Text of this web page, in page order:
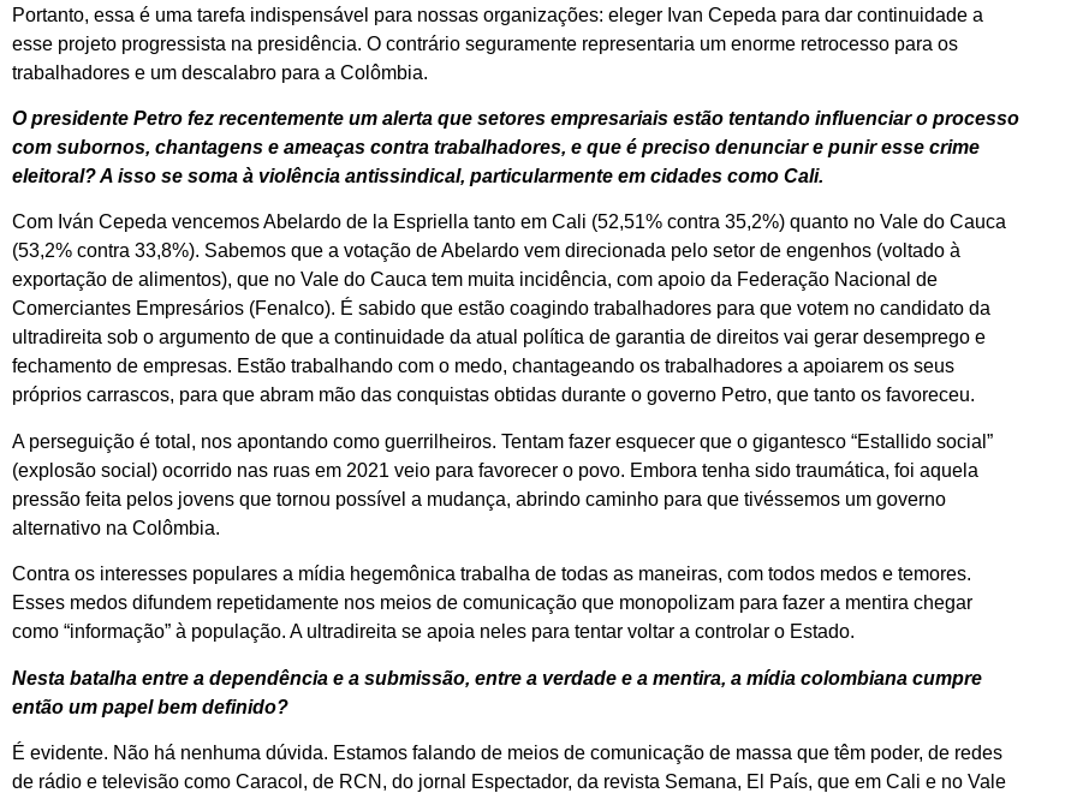
Portanto, essa é uma tarefa indispensável para nossas organizações: eleger Ivan Cepeda para dar continuidade a
esse projeto progressista na presidência. O contrário seguramente representaria um enorme retrocesso para os
trabalhadores e um descalabro para a Colômbia.
O presidente Petro fez recentemente um alerta que setores empresariais estão tentando influenciar o processo
com subornos, chantagens e ameaças contra trabalhadores, e que é preciso denunciar e punir esse crime
eleitoral? A isso se soma à violência antissindical, particularmente em cidades como Cali.
Com Iván Cepeda vencemos Abelardo de la Espriella tanto em Cali (52,51% contra 35,2%) quanto no Vale do Cauca
(53,2% contra 33,8%). Sabemos que a votação de Abelardo vem direcionada pelo setor de engenhos (voltado à
exportação de alimentos), que no Vale do Cauca tem muita incidência, com apoio da Federação Nacional de
Comerciantes Empresários (Fenalco). É sabido que estão coagindo trabalhadores para que votem no candidato da
ultradireita sob o argumento de que a continuidade da atual política de garantia de direitos vai gerar desemprego e
fechamento de empresas. Estão trabalhando com o medo, chantageando os trabalhadores a apoiarem os seus
próprios carrascos, para que abram mão das conquistas obtidas durante o governo Petro, que tanto os favoreceu.
A perseguição é total, nos apontando como guerrilheiros. Tentam fazer esquecer que o gigantesco “Estallido social”
(explosão social) ocorrido nas ruas em 2021 veio para favorecer o povo. Embora tenha sido traumática, foi aquela
pressão feita pelos jovens que tornou possível a mudança, abrindo caminho para que tivéssemos um governo
alternativo na Colômbia.
Contra os interesses populares a mídia hegemônica trabalha de todas as maneiras, com todos medos e temores.
Esses medos difundem repetidamente nos meios de comunicação que monopolizam para fazer a mentira chegar
como “informação” à população. A ultradireita se apoia neles para tentar voltar a controlar o Estado.
Nesta batalha entre a dependência e a submissão, entre a verdade e a mentira, a mídia colombiana cumpre
então um papel bem definido?
É evidente. Não há nenhuma dúvida. Estamos falando de meios de comunicação de massa que têm poder, de redes
de rádio e televisão como Caracol, de RCN, do jornal Espectador, da revista Semana, El País, que em Cali e no Vale